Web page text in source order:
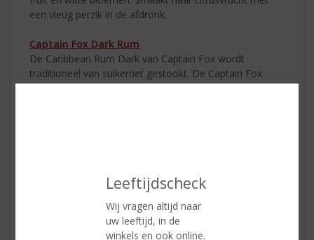
Leeftijdscheck
Wij vragen altijd naar
uw leeftijd, in de
winkels en ook online.
een vleug perzik in de afdronk.
Captain Fox Dark Rum
De Caribbean Rum Dark van Captain Fox wordt
traditioneel van suikerriet gestookt. De Captain Fox
traditioneel van suikerriet gestookt. De Captain Fox
White is een lichte, zuivere rum die geschikt is voor
mixdranken en cocktails.